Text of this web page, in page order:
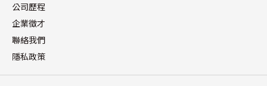
公司歷程
企業徵才
聯絡我們
隱私政策